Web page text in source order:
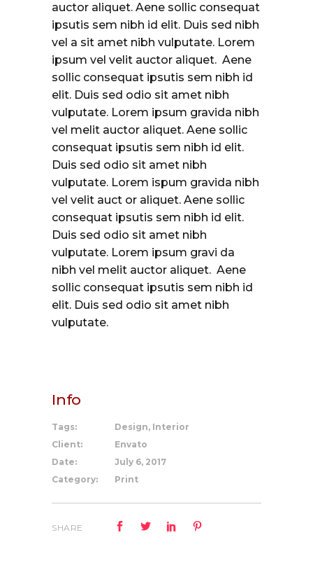
auctor aliquet. Aene sollic consequat
ipsutis sem nibh id elit. Duis sed nibh
vel a sit amet nibh vulputate. Lorem
ipsum vel velit auctor aliquet. Aene
sollic consequat ipsutis sem nibh id
elit. Duis sed odio sit amet nibh
vulputate. Lorem ipsum gravida nibh
vel melit auctor aliquet. Aene sollic
consequat ipsutis sem nibh id elit.
Duis sed odio sit amet nibh
vulputate. Lorem ispum gravida nibh
vel velit auct or aliquet. Aene sollic
consequat ipsutis sem nibh id elit.
Duis sed odio sit amet nibh
vulputate. Lorem ipsum gravi da
nibh vel melit auctor aliquet. Aene
sollic consequat ipsutis sem nibh id
elit. Duis sed odio sit amet nibh
vulputate.
Info
Tags:
Design, Interior
Client:
Envato
Date:
July 6, 2017
Category:
Print
SHARE